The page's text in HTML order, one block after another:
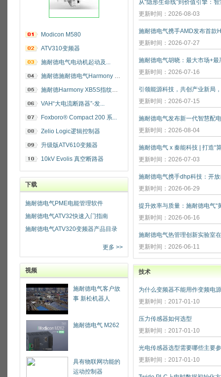
Modicon M580
ATV310变频器
施耐德电气电动机起动及...
施耐德施耐德电气Harmony 指纹开关
施耐德Harmony XB5S指纹识别开关
VAH“大电流断路器”-发...
Foxboro® Compact 200 系...
Zelio Logic逻辑控制器
升级版ATV610变频器
10kV Evolis 真空断路器
下载
施耐德电气PME电能管理软件
施耐德电气ATV32快速入门指南
施耐德电气ATV320变频器产品目录
更多 >>
视频
施耐德电气客户故
事 新松机器人
施耐德电气 M262
具有物联网功能的
运动控制器
更新时间：2026-08-03
施耐德电气携手AMD发布首款
更新时间：2026-07-27
更新时间：2026-07-16
更新时间：2026-07-15
施耐德电气发布新一代智慧配
更新时间：2026-08-04
施耐德电气 x 秦能科技 | 打造“
更新时间：2026-07-03
更新时间：2026-06-29
更新时间：2026-06-16
更新时间：2026-06-11
技术
为什么变频器不能用作变频电
更新时间：2017-01-10
压力传感器如何选型
更新时间：2017-01-10
光电传感器选型需要哪些主要
更新时间：2017-01-10